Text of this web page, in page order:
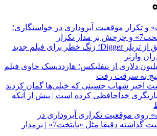
موقعیت آبروداری در خواستگاری؛
استقبال کم‌رمق از تریلر Digger؛ زنگ خطر برای فیلم جدید
دلاری از نتفلیکس؛ هارددیسک حاوی فیلم
سرقت رفت
شهاب حسینی که خیلی‌ها گمان کردند
خداحافظی کرده است | پیش از آنکه
تکراری آبروداری در
خواستگاری دست گذاشته دقیقا مثل «پایتخت7» | برمدار